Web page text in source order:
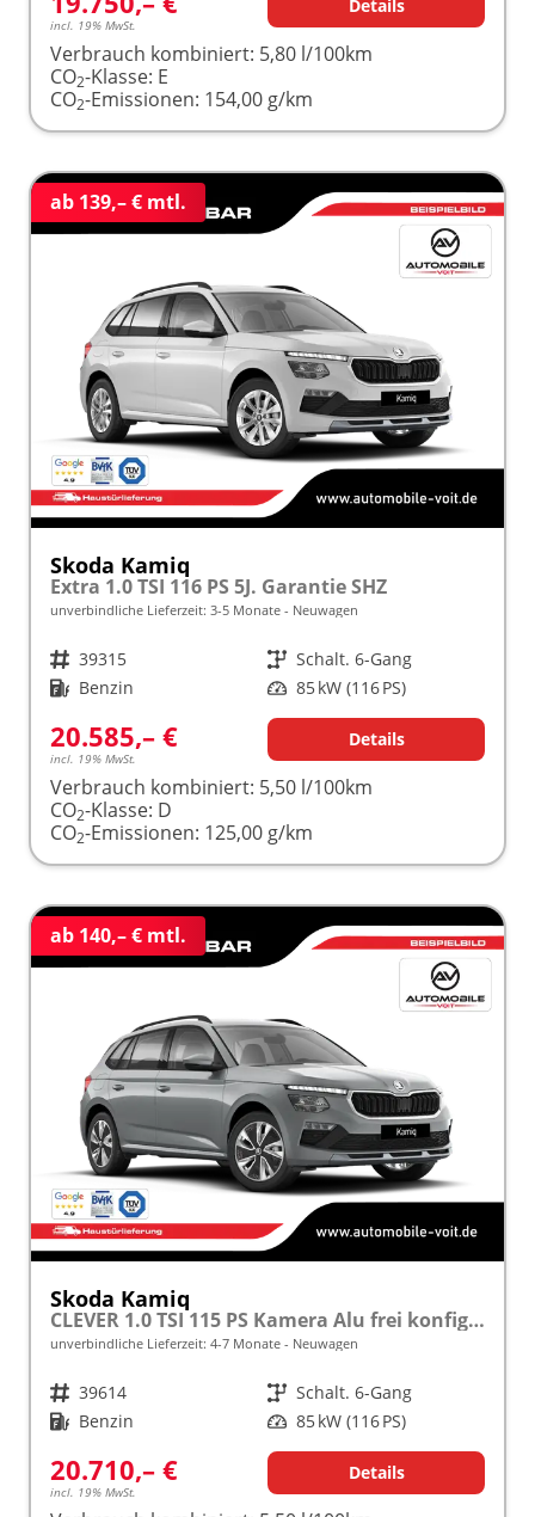
incl. 19% MwSt.
Details
Verbrauch kombiniert: 5,80 l/100km
CO2-Klasse: E
CO2-Emissionen: 154,00 g/km
ab 139,– € mtl.
Skoda Kamiq
Extra 1.0 TSI 116 PS 5J. Garantie SHZ
unverbindliche Lieferzeit: 3-5 Monate Neuwagen
Fahrzeugnr. 39315 Getriebe Schalt. 6-Gang
Kraftstoff Benzin Leistung 85 kW (116 PS)
20.585,– €
incl. 19% MwSt.
Details
Verbrauch kombiniert: 5,50 l/100km
CO2-Klasse: D
CO2-Emissionen: 125,00 g/km
ab 140,– € mtl.
Skoda Kamiq
CLEVER 1.0 TSI 115 PS Kamera Alu frei konfigurierbar!
unverbindliche Lieferzeit: 4-7 Monate Neuwagen
Fahrzeugnr. 39614 Getriebe Schalt. 6-Gang
Kraftstoff Benzin Leistung 85 kW (116 PS)
20.710,– €
incl. 19% MwSt.
Details